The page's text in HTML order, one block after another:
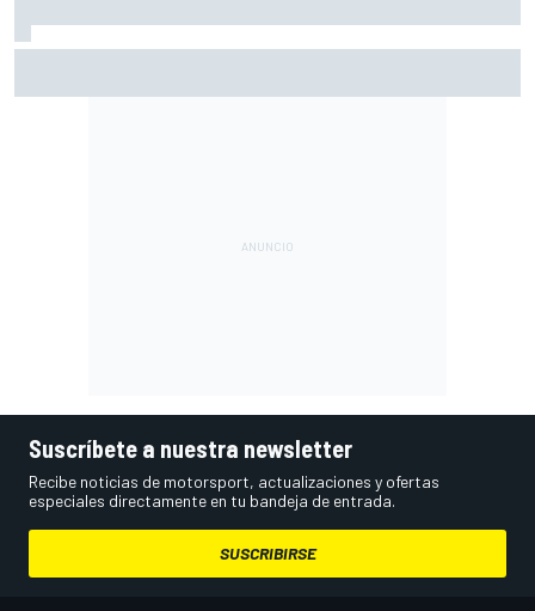
Suscríbete a nuestra newsletter
Recibe noticias de motorsport, actualizaciones y ofertas
especiales directamente en tu bandeja de entrada.
SUSCRIBIRSE